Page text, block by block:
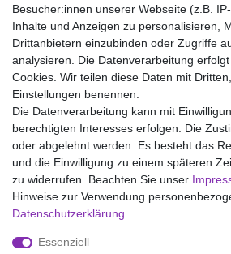
100% Baumwolle
Wir liefern mit DHL (auch
Kostenloser
14 Tage
Impressum
Besucher:innen unserer Webseite (z.B.
Inhalte und Anzeigen zu personalisieren,
Drittanbietern einzubinden oder Zugriffe
analysieren. Die Datenverarbeitung
Cookies. Wir teilen diese Daten mit
Einstellungen benennen.
Die Datenverarbeitung kann mit
berechtigten Interesses erfolgen. Die
oder abgelehnt werden. Es besteht das
und die Einwilligung zu einem späteren
zu widerrufen. Beachten Sie unser
Hinweise zur Verwendung
Daten­schutz­erklärung
Essenziell